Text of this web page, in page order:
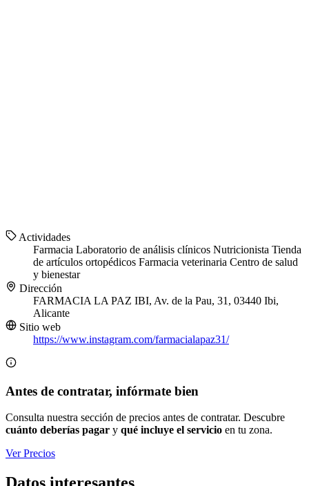
Actividades
Farmacia Laboratorio de análisis clínicos Nutricionista Tienda
de artículos ortopédicos Farmacia veterinaria Centro de salud
y bienestar
Dirección
FARMACIA LA PAZ IBI, Av. de la Pau, 31, 03440 Ibi,
Alicante
Sitio web
https://www.instagram.com/farmacialapaz31/
Antes de contratar, infórmate bien
Consulta nuestra sección de precios antes de contratar. Descubre
cuánto deberías pagar y qué incluye el servicio en tu zona.
Ver Precios